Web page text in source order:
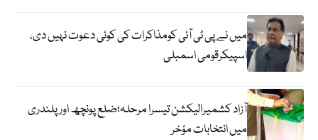
میں نے پی ٹی آئی کومذاکرات کی کوئی دعوت نہیں دی،
اسپیکرقومی اسمبلی
آزاد کشمیرالیکشن تیسرا مرحلہ؛ضلع پونچھ اور پلندری
میں انتخابات مؤخر